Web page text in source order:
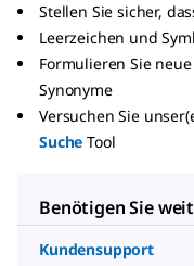
Stellen Sie sicher,
Leerzeichen und
Formulieren Sie
Synonyme
Versuchen Sie
Suche Tool
Benötigen Sie
Kundensupport